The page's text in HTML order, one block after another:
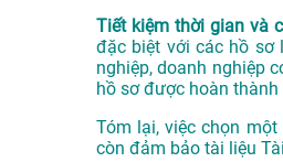
Tiết kiệm thời gian và
đặc biệt với các hồ sơ
nghiệp, doanh nghiệp
hồ sơ được hoàn
Tóm lại, việc chọn
còn đảm bảo tài liệu